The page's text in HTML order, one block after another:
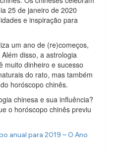
25 de janeiro de 2020
e inspiração para
um ano de (re)começos,
disso, a astrologia
muito dinheiro e sucesso
do rato, mas também
horóscopo chinês.
chinesa e sua influência?
o horóscopo chinês previu
anual para 2019 – O Ano